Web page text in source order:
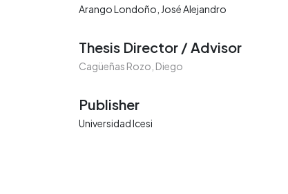
Arango Londoño, José Alejandro
Thesis Director / Advisor
Cagüeñas Rozo, Diego
Publisher
Universidad Icesi